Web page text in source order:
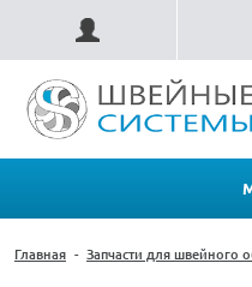
Главная - Запчасти для швейного